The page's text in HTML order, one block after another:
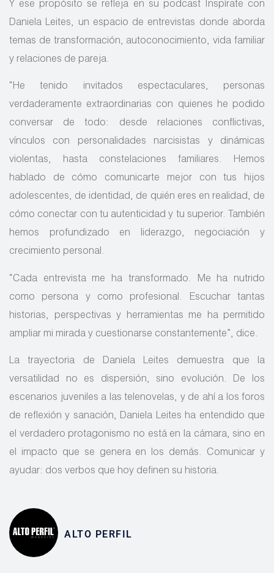
Y ese propósito se refleja en su podcast Inspírate con
Daniela Leites, un espacio de entrevistas donde aborda
temas de transformación, autoconocimiento, vida familiar
y relaciones de pareja.
“He tenido invitados espectaculares, personas
verdaderamente extraordinarias con quienes he podido
conversar de todo: desde relaciones conflictivas,
vínculos con personalidades narcisistas y dinámicas
violentas, hasta constelaciones familiares. Hemos
hablado de cómo comunicarte mejor con tus hijos
adolescentes, de identidad, de quién eres en realidad, de
cómo conectar con tu autenticidad y tu superior. También
hemos profundizado en liderazgo, negociación y
crecimiento personal.
“Cada entrevista me ha transformado. Me ha nutrido
como persona y como profesional. Escuchar tantas
historias, perspectivas y herramientas me ha permitido
ampliar mi mirada y cuestionarse constantemente”, dice.
La trayectoria de Daniela Leites demuestra que la
versatilidad no es dispersión, sino evolución. De los
escenarios juveniles a las telenovelas, y de ahí a los foros
de reflexión y sanación, Daniela Leites ha entendido que
el verdadero protagonismo no está en la cámara, sino en
el impacto que se genera en los demás. Comunicar y
ayudar: dos verbos que hoy definen su historia.
ALTO PERFIL